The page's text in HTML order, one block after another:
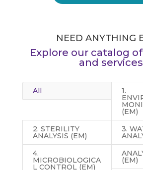
NEED ANYTHING
Explore our catalog
and services
All 1.
(EM)
2. STERILITY
ANALYSIS (EM)
3.
4.
MICROBIOLOGICA
L CONTROL (EM)
(EM)